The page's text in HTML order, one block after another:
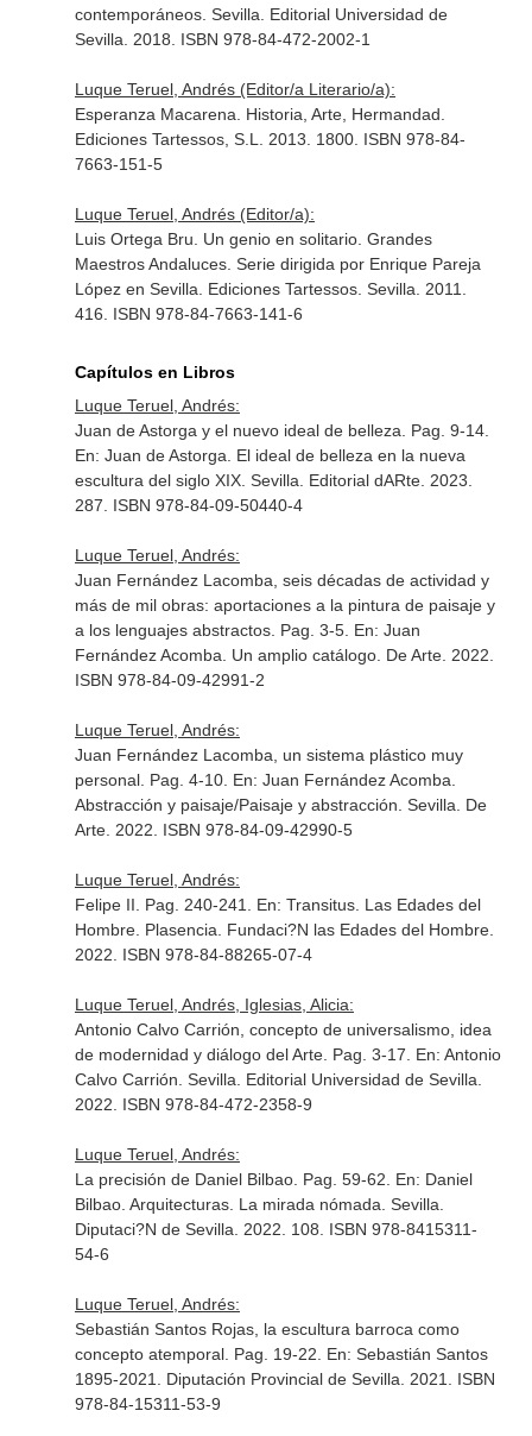
contemporáneos. Sevilla. Editorial Universidad de
Sevilla. 2018. ISBN 978-84-472-2002-1
Luque Teruel, Andrés (Editor/a Literario/a):
Esperanza Macarena. Historia, Arte, Hermandad.
Ediciones Tartessos, S.L. 2013. 1800. ISBN 978-84-
7663-151-5
Luque Teruel, Andrés (Editor/a):
Luis Ortega Bru. Un genio en solitario. Grandes
Maestros Andaluces. Serie dirigida por Enrique Pareja
López en Sevilla. Ediciones Tartessos. Sevilla. 2011.
416. ISBN 978-84-7663-141-6
Capítulos en Libros
Luque Teruel, Andrés:
Juan de Astorga y el nuevo ideal de belleza. Pag. 9-14.
En: Juan de Astorga. El ideal de belleza en la nueva
escultura del siglo XIX. Sevilla. Editorial dARte. 2023.
287. ISBN 978-84-09-50440-4
Luque Teruel, Andrés:
Juan Fernández Lacomba, seis décadas de actividad y
más de mil obras: aportaciones a la pintura de paisaje y
a los lenguajes abstractos. Pag. 3-5. En: Juan
Fernández Acomba. Un amplio catálogo. De Arte. 2022.
ISBN 978-84-09-42991-2
Luque Teruel, Andrés:
Juan Fernández Lacomba, un sistema plástico muy
personal. Pag. 4-10. En: Juan Fernández Acomba.
Abstracción y paisaje/Paisaje y abstracción . Sevilla. De
Arte. 2022. ISBN 978-84-09-42990-5
Luque Teruel, Andrés:
Felipe II. Pag. 240-241. En: Transitus. Las Edades del
Hombre. Plasencia. Fundaci?N las Edades del Hombre.
2022. ISBN 978-84-88265-07-4
Luque Teruel, Andrés, Iglesias, Alicia:
Antonio Calvo Carrión, concepto de universalismo, idea
de modernidad y diálogo del Arte. Pag. 3-17. En: Antonio
Calvo Carrión . Sevilla. Editorial Universidad de Sevilla.
2022. ISBN 978-84-472-2358-9
Luque Teruel, Andrés:
La precisión de Daniel Bilbao. Pag. 59-62. En: Daniel
Bilbao. Arquitecturas. La mirada nómada . Sevilla.
Diputaci?N de Sevilla. 2022. 108. ISBN 978-8415311-
54-6
Luque Teruel, Andrés:
Sebastián Santos Rojas, la escultura barroca como
concepto atemporal. Pag. 19-22. En: Sebastián Santos
1895-2021
. Diputación Provincial de Sevilla. 2021. ISBN
978-84-15311-53-9